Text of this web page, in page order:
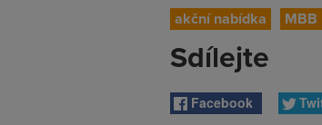
akční nabídka MBB
Sdílejte
Facebook